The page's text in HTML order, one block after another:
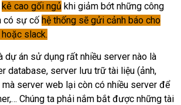
kê cao gối ngủ khi giảm bớt những công
có sự cố hệ thống sẽ gửi cảnh báo cho
slack.
dự án sử dụng rất nhiều server nào là
database, server lưu trữ tài liệu (ảnh,
server web lại còn có nhiều server để
Chúng ta phải nắm bắt được những tài